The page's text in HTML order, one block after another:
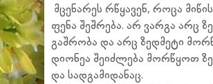
მცენარეს რწყავენ, როცა
ფენა შეშრება. არ ვარგა არც
გაშრობა და არც ზედმეტი
დიონეა შეიძლება მორწყოთ
და სადგამიდანაც.